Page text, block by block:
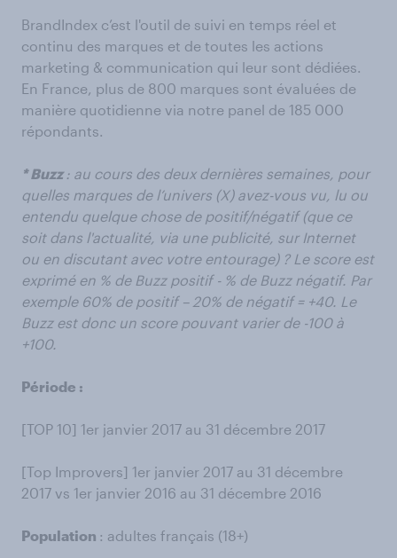
BrandIndex c’est l'outil de suivi en temps réel et
continu des marques et de toutes les actions
marketing & communication qui leur sont dédiées.
En France, plus de 800 marques sont évaluées de
manière quotidienne via notre panel de 185 000
répondants.
* Buzz : au cours des deux dernières semaines, pour
quelles marques de l’univers (X) avez-vous vu, lu ou
entendu quelque chose de positif/négatif (que ce
soit dans l'actualité, via une publicité, sur Internet
ou en discutant avec votre entourage) ? Le score est
exprimé en % de Buzz positif - % de Buzz négatif. Par
exemple 60% de positif – 20% de négatif = +40. Le
Buzz est donc un score pouvant varier de -100 à
+100.
Période :
[TOP 10] 1er janvier 2017 au 31 décembre 2017
[Top Improvers] 1er janvier 2017 au 31 décembre
2017 vs 1er janvier 2016 au 31 décembre 2016
Population : adultes français (18+)